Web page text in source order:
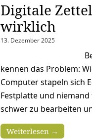
Digitale
wirklich
13. Dezember 2025
kennen das Problem:
Computer stapeln sich
Festplatte und
schwer zu bearbeiten
Weiterlesen →